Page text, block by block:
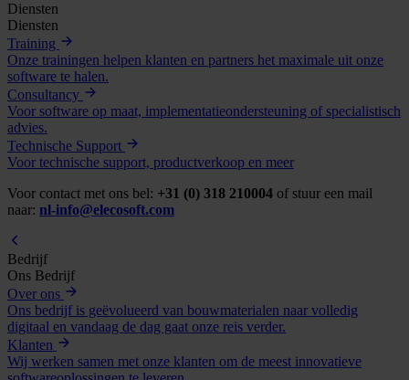
Diensten
Diensten
Training
Onze trainingen helpen klanten en partners het maximale uit onze
software te halen.
Consultancy
Voor software op maat, implementatieondersteuning of specialistisch
advies.
Technische Support
Voor technische support, productverkoop en meer
Voor contact met ons bel: +31 (0) 318 210004 of stuur een mail
naar: nl-info@elecosoft.com
Bedrijf
Ons Bedrijf
Over ons
Ons bedrijf is geëvolueerd van bouwmaterialen naar volledig
digitaal en vandaag de dag gaat onze reis verder.
Klanten
Wij werken samen met onze klanten om de meest innovatieve